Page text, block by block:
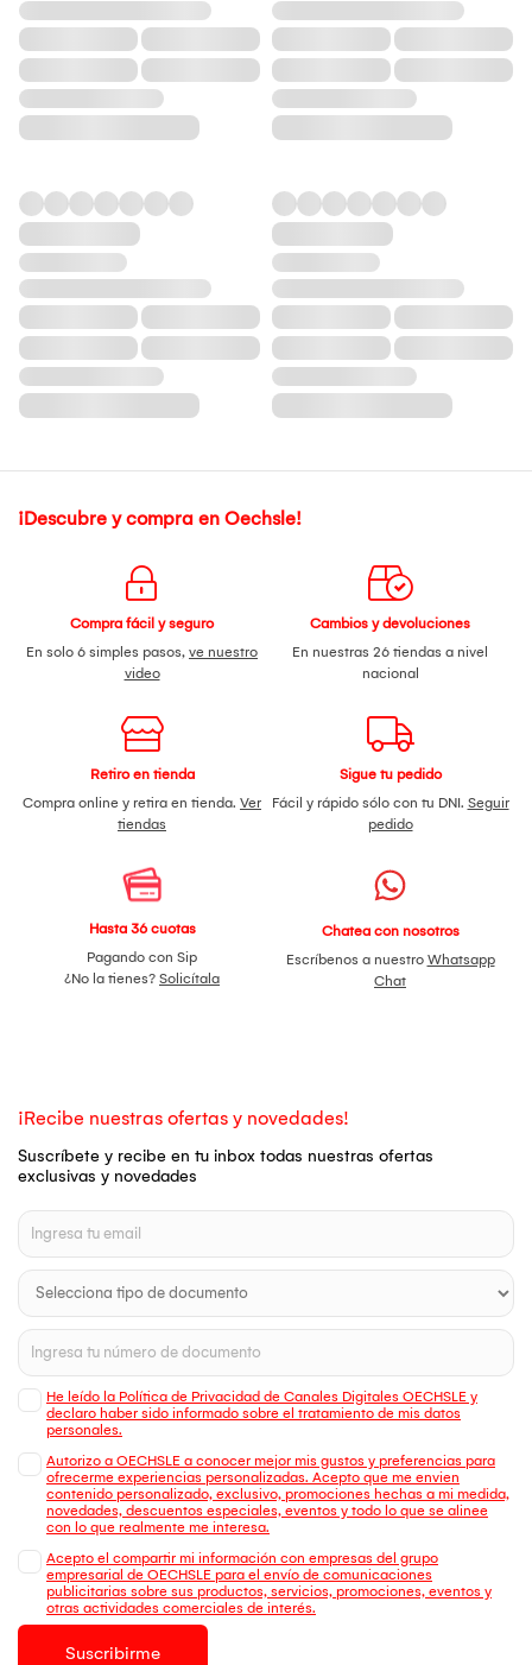
¡Descubre y compra en Oechsle!
Compra fácil y seguro
En solo 6 simples pasos, ve nuestro
video
Cambios y devoluciones
En nuestras 26 tiendas a nivel
nacional
Retiro en tienda
Compra online y retira en tienda. Ver
tiendas
Sigue tu pedido
Fácil y rápido sólo con tu DNI. Seguir
pedido
Hasta 36 cuotas
Pagando con Sip
¿No la tienes? Solicítala
Chatea con nosotros
Escríbenos a nuestro Whatsapp
Chat
¡Recibe nuestras ofertas y novedades!
Suscríbete y recibe en tu inbox todas nuestras ofertas
exclusivas y novedades
He leído la Política de Privacidad de Canales Digitales OECHSLE y
declaro haber sido informado sobre el tratamiento de mis datos
personales.
Autorizo a OECHSLE a conocer mejor mis gustos y preferencias para
ofrecerme experiencias personalizadas. Acepto que me envien
contenido personalizado, exclusivo, promociones hechas a mi medida,
novedades, descuentos especiales, eventos y todo lo que se alinee
con lo que realmente me interesa.
Acepto el compartir mi información con empresas del grupo
empresarial de OECHSLE para el envío de comunicaciones
publicitarias sobre sus productos, servicios, promociones, eventos y
otras actividades comerciales de interés.
Suscribirme